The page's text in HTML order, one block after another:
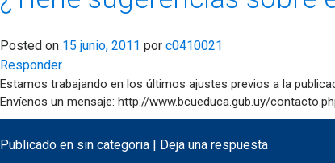
Posted on 15 junio, 2011 por c0410021
Responder
Estamos trabajando en los últimos ajustes previos a la
Envíenos un mensaje: http://www.bcueduca.gub.uy/
Publicado en sin categoria | Deja una respuesta